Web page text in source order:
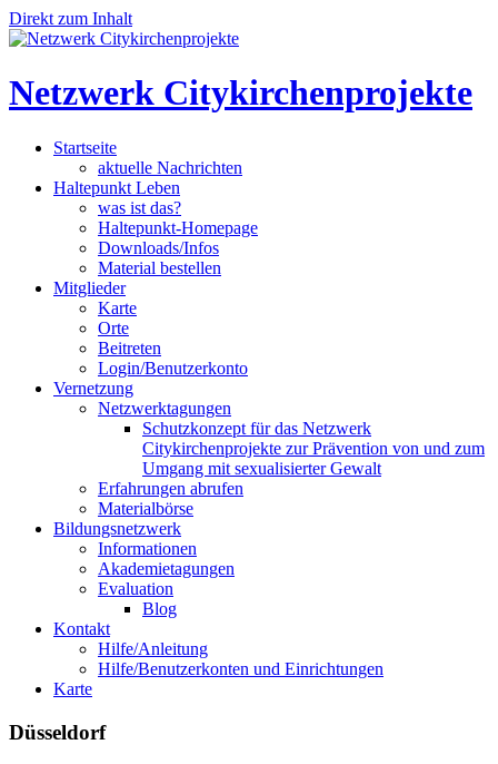
Direkt zum Inhalt
Netzwerk Citykirchenprojekte
Startseite
aktuelle Nachrichten
Haltepunkt Leben
was ist das?
Haltepunkt-Homepage
Downloads/Infos
Material bestellen
Mitglieder
Karte
Orte
Beitreten
Login/Benutzerkonto
Vernetzung
Netzwerktagungen
Schutzkonzept für das Netzwerk
Citykirchenprojekte zur Prävention von und zum
Umgang mit sexualisierter Gewalt
Erfahrungen abrufen
Materialbörse
Bildungsnetzwerk
Informationen
Akademietagungen
Evaluation
Blog
Kontakt
Hilfe/Anleitung
Hilfe/Benutzerkonten und Einrichtungen
Karte
Düsseldorf